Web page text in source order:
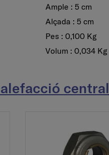
Ample : 5 cm
Alçada : 5 cm
Pes : 0,100 Kg
Volum : 0,034 Kg
central